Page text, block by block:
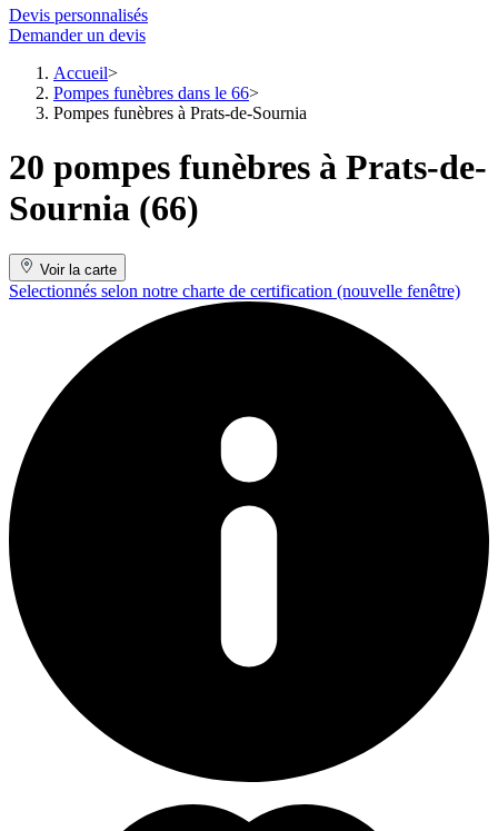
Devis personnalisés
Demander un devis
Accueil
Pompes funèbres dans le 66
Pompes funèbres à Prats-de-Sournia
20 pompes funèbres à Prats-de-
Sournia (66)
Voir la carte
Selectionnés selon notre charte de certification (nouvelle fenêtre)